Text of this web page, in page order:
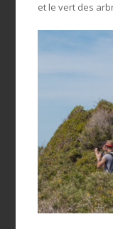
et le vert des